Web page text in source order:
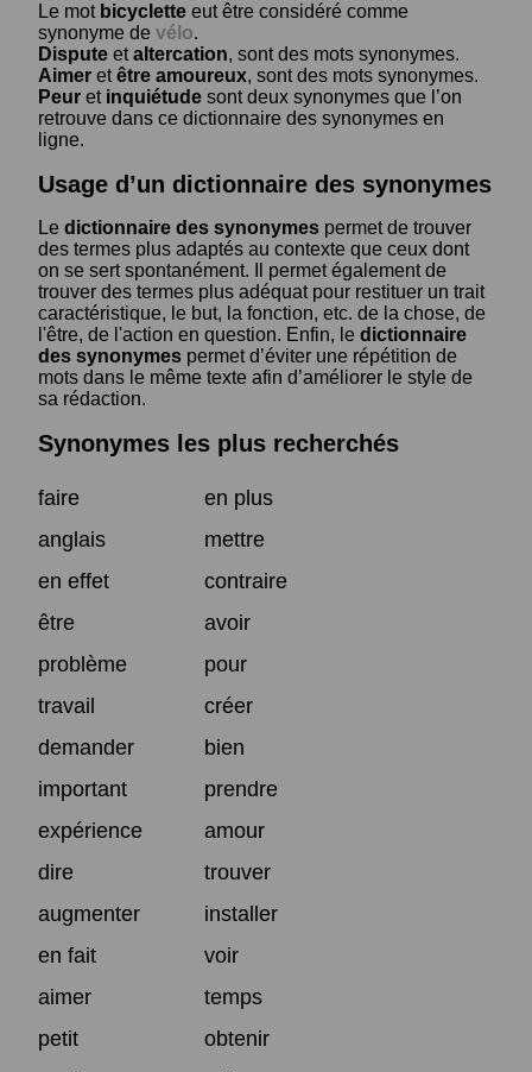
Le mot bicyclette eut être considéré comme
synonyme de vélo.
Dispute etaltercation, sont des mots synonymes.
Aimer etêtre amoureux, sont des mots synonymes.
Peur et inquiétude sont deux synonymes que l’on
retrouve dans ce dictionnaire des synonymes en
ligne.
Usage d’un dictionnaire des synonymes
Le dictionnaire des synonymes permet de trouver
des termes plus adaptés au contexte que ceux dont
on se sert spontanément. Il permet également de
trouver des termes plus adéquat pour restituer un trait
caractéristique, le but, la fonction, etc. de la chose, de
l'être, de l'action en question. Enfin, le dictionnaire
des synonymes permet d’éviter une répétition de
mots dans le même texte afin d’améliorer le style de
sa rédaction.
Synonymes les plus recherchés
faire
en plus
anglais
mettre
en effet
contraire
être
avoir
problème
pour
travail
créer
demander
bien
important
prendre
expérience
amour
dire
trouver
augmenter
installer
en fait
voir
aimer
temps
petit
obtenir